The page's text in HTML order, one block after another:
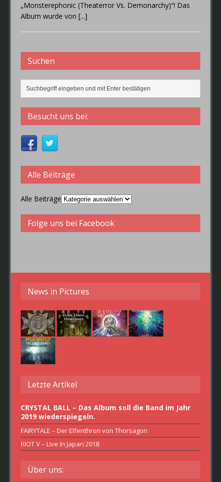
„Monsterephonic (Theaterror Vs. Demonarchy)“! Das
Album wurde von[...]
Suchen
Besucht uns bei:
Alle Beiträge
Alle Beiträge
Folge uns bei Facebook
News in Pictures
Letzte Artikel
CRYSTAL BALL – Das Album soll die Band im Jahr
2019 wiederspiegeln.
FAIRYTALE – Der Elfenthron von Thorsagon
RIOT V – Live In Japan 2018
Über uns: